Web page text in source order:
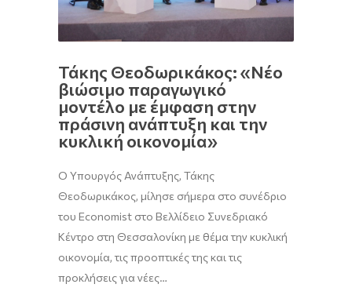
Τάκης Θεοδωρικάκος: «Νέο
βιώσιμο παραγωγικό
μοντέλο με έμφαση στην
πράσινη ανάπτυξη και την
κυκλική οικονομία»
Ο Υπουργός Ανάπτυξης, Τάκης
Θεοδωρικάκος, μίλησε σήμερα στο συνέδριο
του Economist στο Βελλίδειο Συνεδριακό
Κέντρο στη Θεσσαλονίκη με θέμα την κυκλική
οικονομία, τις προοπτικές της και τις
προκλήσεις για νέες…